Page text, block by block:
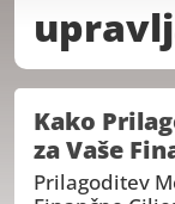
Kako
za Vaše
Prilagoditev